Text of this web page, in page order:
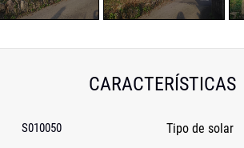
CARACTERÍSTICAS
S010050 Tipo de solar